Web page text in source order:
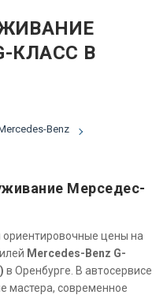
КЛАСС В
Benz
Мерседес-
цены на
Mercedes-Benz G-
в Оренбурге. В автосервисе
мастера, современное